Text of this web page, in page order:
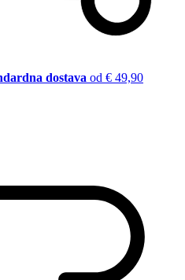
dostava od € 49,90